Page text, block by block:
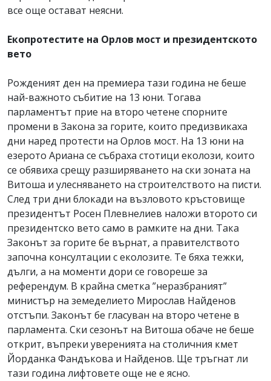
все още остават неясни.
Екопротестите на Орлов мост и президентското
вето
Рожденият ден на премиера тази година не беше
най-важното събитие на 13 юни. Тогава
парламентът прие на второ четене спорните
промени в Закона за горите, които предизвикаха
дни наред протести на Орлов мост. На 13 юни на
езерото Ариана се събраха стотици еколози, които
се обявиха срещу разширяването на ски зоната на
Витоша и улесняването на строителството на писти.
След три дни блокади на възловото кръстовище
президентът Росен Плевнелиев наложи второто си
президентско вето само в рамките на дни. Така
Законът за горите бе върнат, а правителството
започна консултации с еколозите. Те бяха тежки,
дълги, а на моменти дори се говореше за
референдум. В крайна сметка ”неразбраният”
министър на земеделието Мирослав Найденов
отстъпи. Законът бе гласуван на второ четене в
парламента. Ски сезонът на Витоша обаче не беше
открит, въпреки уверенията на столичния кмет
Йорданка Фандъкова и Найденов. Ще тръгнат ли
тази година лифтовете още не е ясно.